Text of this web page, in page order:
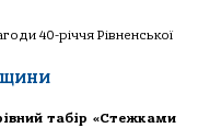
40-річчя Рівненської
табір «Стежками